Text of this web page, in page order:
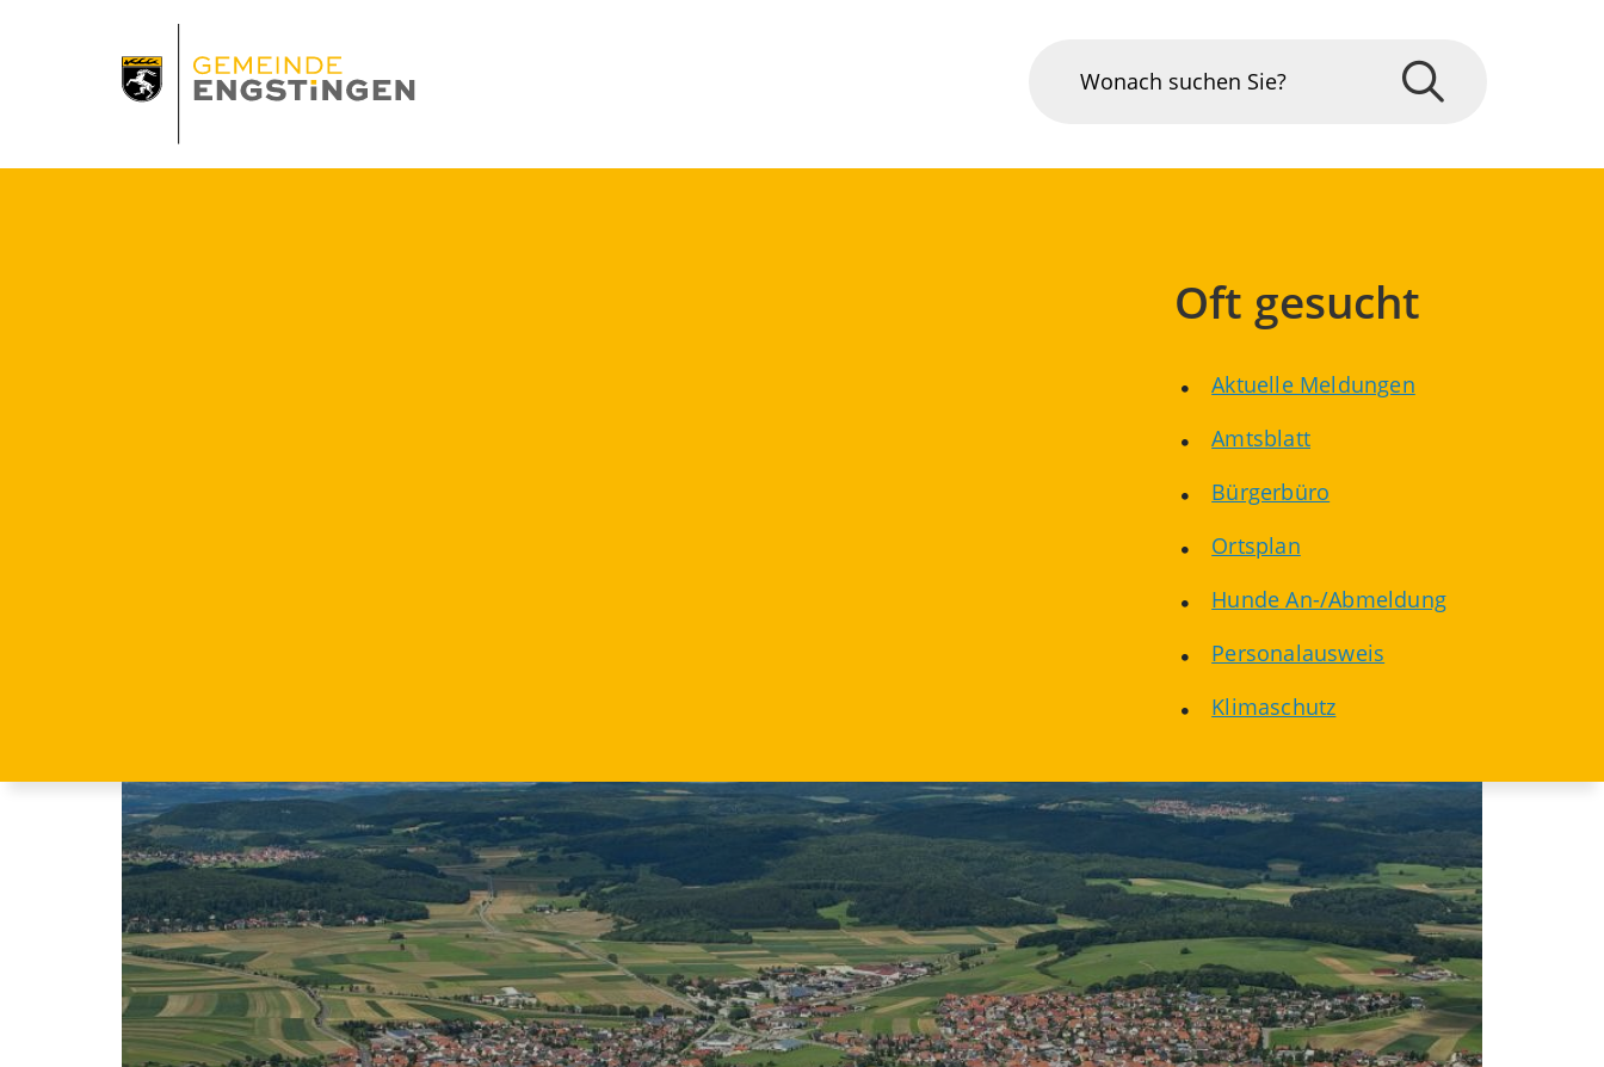
Oft gesucht
Aktuelle Meldungen
Amtsblatt
Bürgerbüro
Ortsplan
Hunde An-/Abmeldung
Personalausweis
Klimaschutz